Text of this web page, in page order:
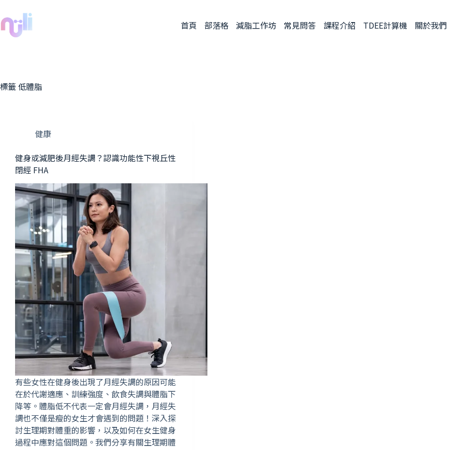
首頁 部落格 減脂工作坊 常見問答 課程介紹 TDEE計算機 關於我們
標籤 低體脂
健康
健身或減肥後月經失調？認識功能性下視丘性
閉經 FHA
有些女性在健身後出現了月經失調的原因可能
在於代謝適應、訓練強度、飲食失調與體脂下
降等。體脂低不代表一定會月經失調，月經失
調也不僅是瘦的女生才會遇到的問題！深入探
討生理期對體重的影響，以及如何在女生健身
過程中應對這個問題。我們分享有關生理期體